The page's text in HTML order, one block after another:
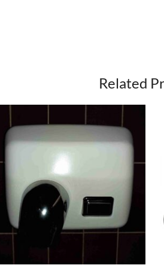
Related